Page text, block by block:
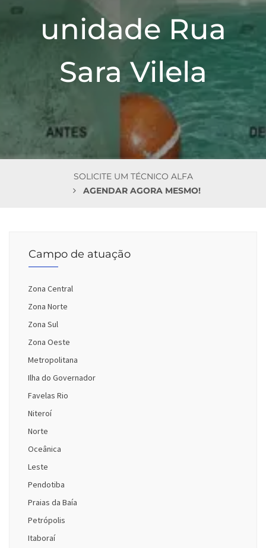
unidade Rua
Sara Vilela
SOLICITE UM TÉCNICO ALFA
AGENDAR AGORA MESMO!
Campo de atuação
Zona Central
Zona Norte
Zona Sul
Zona Oeste
Metropolitana
Ilha do Governador
Favelas Rio
Niteroí
Norte
Oceânica
Leste
Pendotiba
Praias da Baía
Petrópolis
Itaboraí